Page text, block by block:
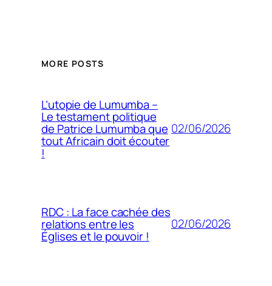
MORE POSTS
L’utopie de Lumumba –
Le testament politique
de Patrice Lumumba que
tout Africain doit écouter
!
02/06/2026
RDC : La face cachée des
relations entre les
Églises et le pouvoir !
02/06/2026